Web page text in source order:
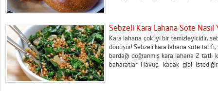
Sebzeli Kara Lahana Sote Nasıl
Kara lahana çok iyi bir temizleyicidir,
dönüşür! Sebzeli kara lahana sote tarifi,
bardağı doğranmış kara lahana 2 tatlı
baharatlar Havuç, kabak gibi